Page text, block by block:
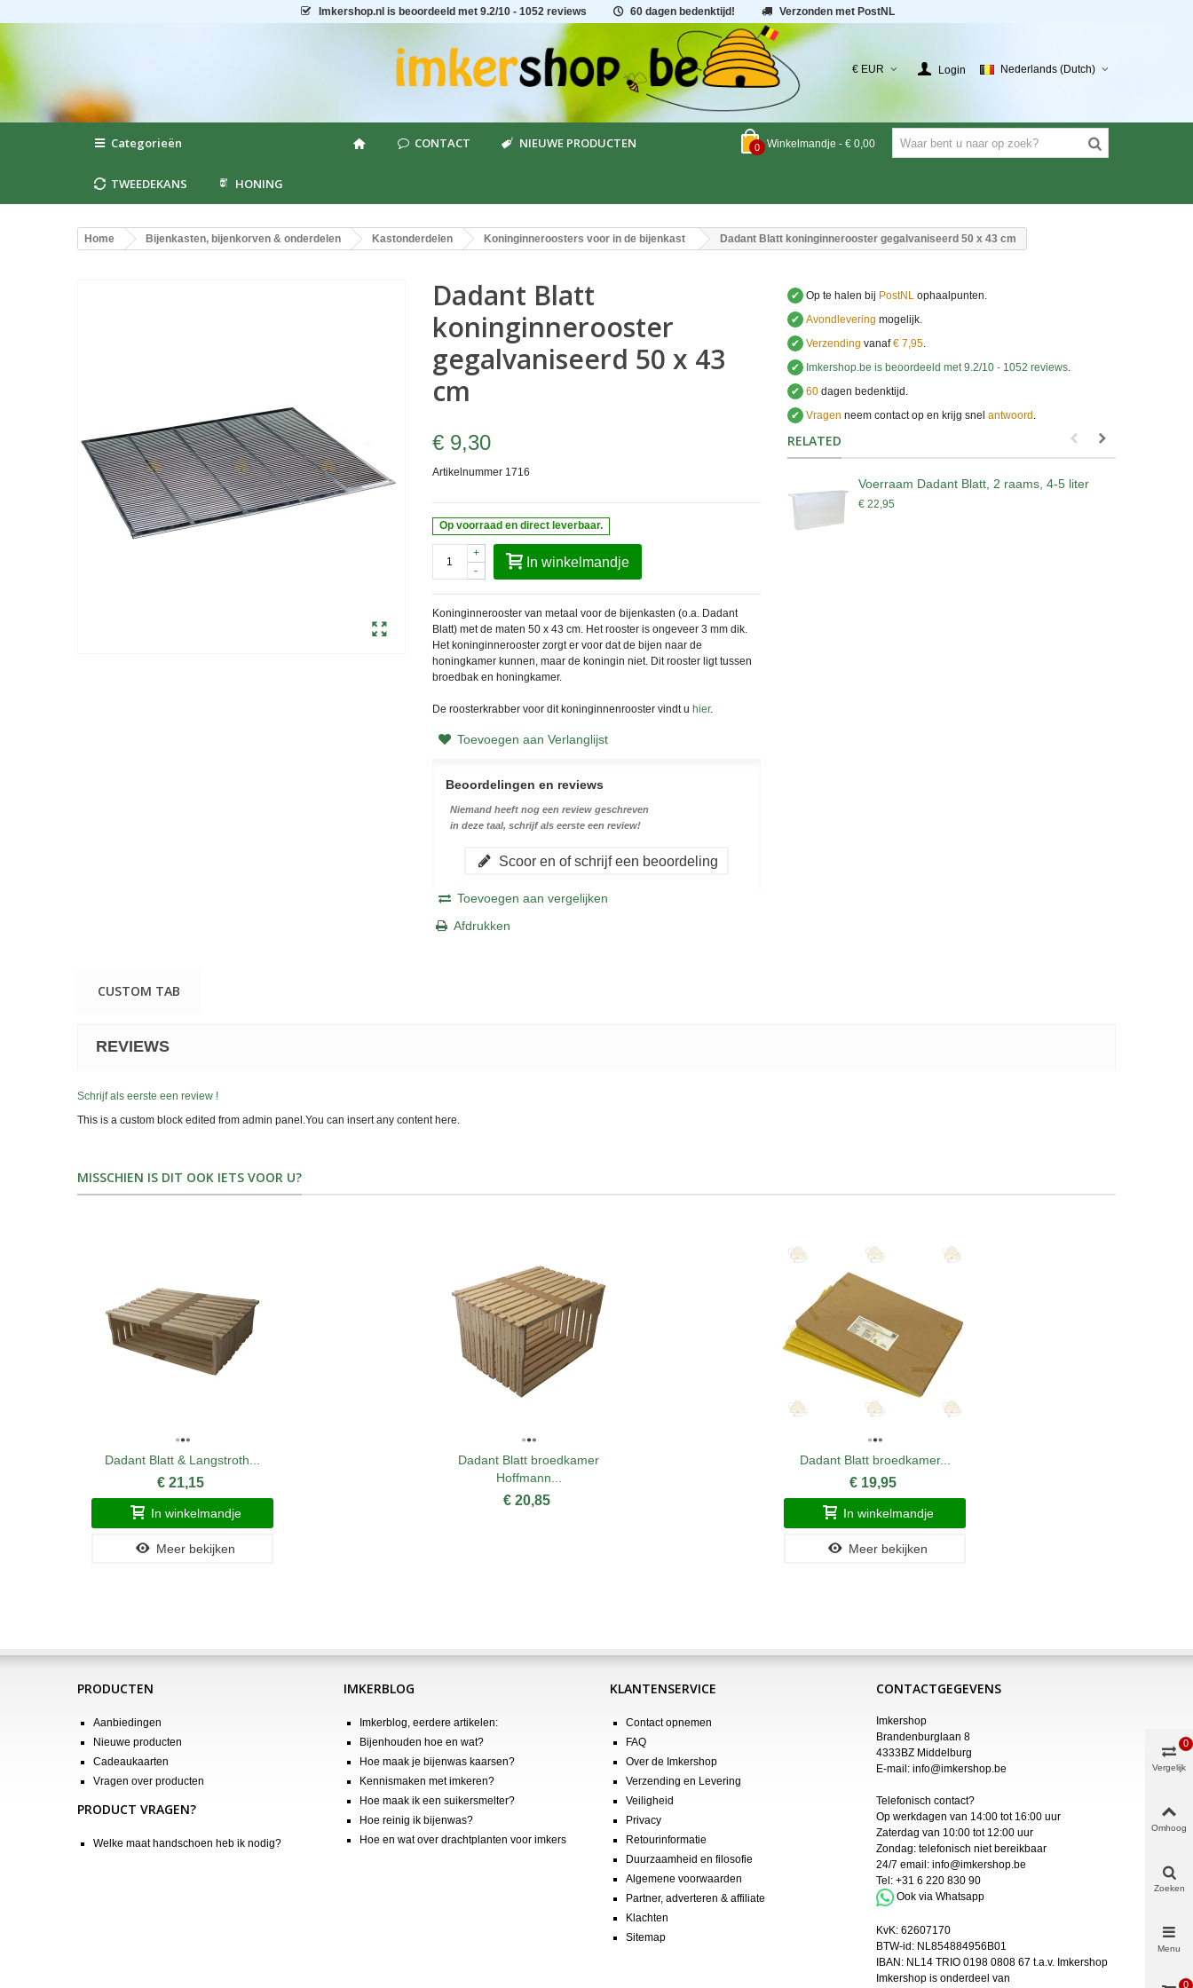
Imkershop.nl is beoordeeld met 9.2/10 - 1052 reviews 60 dagen bedenktijd! Verzonden met PostNL
€ EUR Login Nederlands (Dutch)
0 Winkelmandje - € 0,00
Categorieën CONTACT NIEUWE PRODUCTEN
TWEEDEKANS HONING
Home Bijenkasten, bijenkorven & onderdelen Kastonderdelen Koninginneroosters voor in de bijenkast Dadant Blatt koninginnerooster gegalvaniseerd 50 x 43 cm
Dadant Blatt
koninginnerooster
gegalvaniseerd 50 x 43
cm
€ 9,30
Artikelnummer 1716
Op voorraad en direct leverbaar.
-
+
In winkelmandje
Koninginnerooster van metaal voor de bijenkasten (o.a. Dadant
Blatt) met de maten 50 x 43 cm. Het rooster is ongeveer 3 mm dik.
Het koninginnerooster zorgt er voor dat de bijen naar de
honingkamer kunnen, maar de koningin niet. Dit rooster ligt tussen
broedbak en honingkamer.
De roosterkrabber voor dit koninginnenrooster vindt u hier.
Toevoegen aan Verlanglijst
Beoordelingen en reviews
Niemand heeft nog een review geschreven
in deze taal, schrijf als eerste een review!
Scoor en of schrijf een beoordeling
Toevoegen aan vergelijken
Afdrukken
✔ Op te halen bij PostNLophaalpunten.
✔ Avondlevering mogelijk.
✔ Verzending vanaf€ 7,95.
✔
Imkershop.be is beoordeeld met9.2/10 -1052 reviews.
✔ 60dagen bedenktijd.
✔ Vragen neem contact op en krijg snel antwoord ..
RELATED
Voerraam Dadant Blatt, 2 raams, 4-5 liter
€ 22,95
CUSTOM TAB
REVIEWS
Schrijf als eerste een review !
This is a custom block edited from admin panel.You can insert any content here.
MISSCHIEN IS DIT OOK IETS VOOR U?
Dadant Blatt & Langstroth...
€ 21,15
In winkelmandje
Meer bekijken
Dadant Blatt broedkamer
Hoffmann...
€ 20,85
Dadant Blatt broedkamer...
€ 19,95
In winkelmandje
Meer bekijken
PRODUCTEN
Aanbiedingen
Nieuwe producten
Cadeaukaarten
Vragen over producten
PRODUCT VRAGEN?
Welke maat handschoen heb ik nodig?
IMKERBLOG
Imkerblog, eerdere artikelen:
Bijenhouden hoe en wat?
Hoe maak je bijenwas kaarsen?
Kennismaken met imkeren?
Hoe maak ik een suikersmelter?
Hoe reinig ik bijenwas?
Hoe en wat over drachtplanten voor imkers
KLANTENSERVICE
Contact opnemen
FAQ
Over de Imkershop
Verzending en Levering
Veiligheid
Privacy
Retourinformatie
Duurzaamheid en filosofie
Algemene voorwaarden
Partner, adverteren & affiliate
Klachten
Sitemap
CONTACTGEGEVENS
Imkershop
Brandenburglaan 8
4333BZ Middelburg
E-mail: info@imkershop.be
Telefonisch contact?
Op werkdagen van 14:00 tot 16:00 uur
Zaterdag van 10:00 tot 12:00 uur
Zondag: telefonisch niet bereikbaar
24/7 email: info@imkershop.be
Tel: +31 6 220 830 90
Ook via Whatsapp
KvK: 62607170
BTW-id: NL854884956B01
IBAN: NL14 TRIO 0198 0808 67 t.a.v. Imkershop
Imkershop is onderdeel van
Vergelijk
0
Omhoog
Zoeken
Menu
0